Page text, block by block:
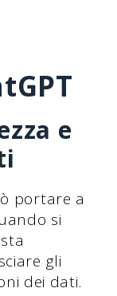
e
portare a
si
gli
dei dati.